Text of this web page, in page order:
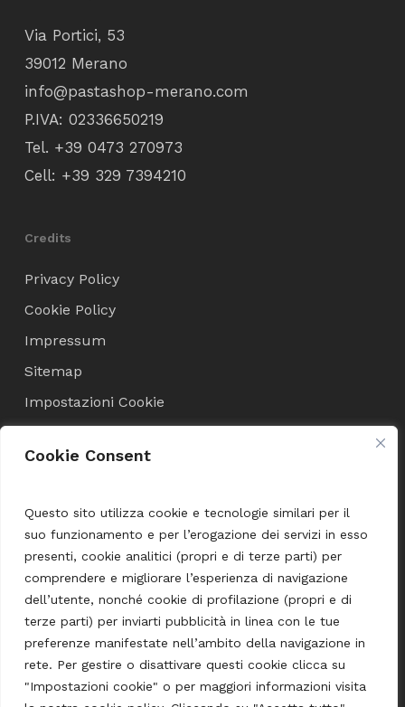
Cookie Consent
Questo sito utilizza cookie e tecnologie similari per il
suo funzionamento e per l’erogazione dei servizi in esso
presenti, cookie analitici (propri e di terze parti) per
comprendere e migliorare l’esperienza di navigazione
dell’utente, nonché cookie di profilazione (propri e di
terze parti) per inviarti pubblicità in linea con le tue
preferenze manifestate nell’ambito della navigazione in
rete. Per gestire o disattivare questi cookie clicca su
"Impostazioni cookie" o per maggiori informazioni visita
Via Portici, 53
39012 Merano
info@pastashop-merano.com
P.IVA: 02336650219
Tel. +39 0473 270973
Cell: +39 329 7394210
Credits
Privacy Policy
Cookie Policy
Impressum
Sitemap
Impostazioni Cookie
Condizioni di Vendita
Termini e Condizioni
Spedizione e pagamento
Language
English
Deutsch